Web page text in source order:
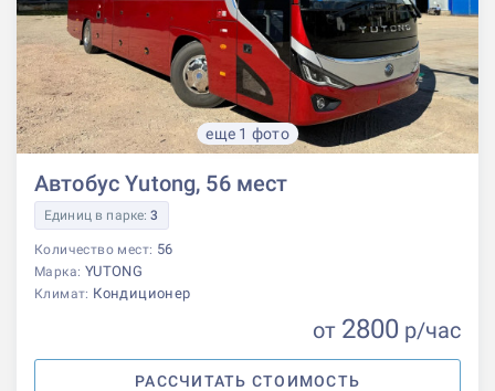
еще 1 фото
Автобус Yutong, 56 мест
Единиц в парке:3
Количество мест: 56
Марка: YUTONG
Климат: Кондиционер
от 2800 р/час
РАССЧИТАТЬ СТОИМОСТЬ